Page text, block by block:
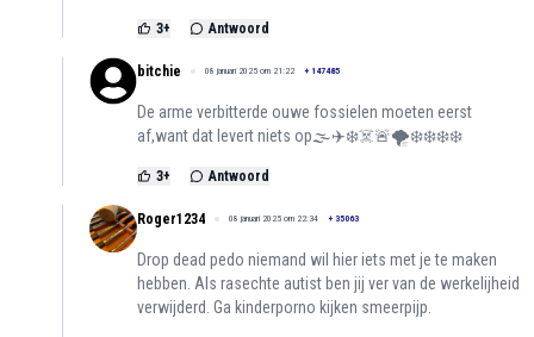
3+ Antwoord
bitchie 08 januari 2025 om 21:22 + 147485
De arme verbitterde ouwe fossielen moeten eerst
af,want dat levert niets op🌫️✈️❄️☠️🚨🌪️❄️❄️❄️❄️
3+ Antwoord
Roger1234 08 januari 2025 om 22:34 + 35063
Drop dead pedo niemand wil hier iets met je te maken
hebben. Als rasechte autist ben jij ver van de werkelijheid
verwijderd. Ga kinderporno kijken smeerpijp.